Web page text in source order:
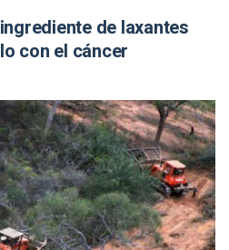
de laxantes
con el cáncer